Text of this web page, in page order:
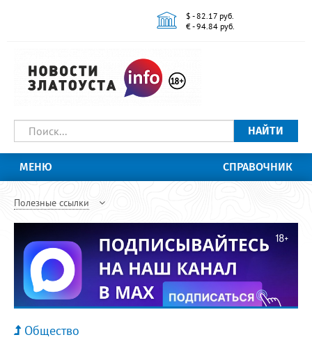
$ - 82.17 руб.
€ - 94.84 руб.
НАЙТИ
МЕНЮ СПРАВОЧНИК
Полезные ссылки
Общество